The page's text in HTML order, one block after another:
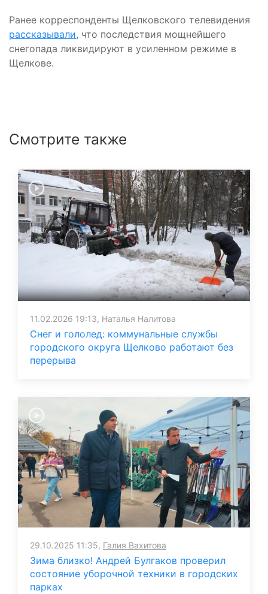
Ранее корреспонденты Щелковского телевидения
рассказывали, что последствия мощнейшего
снегопада ликвидируют в усиленном режиме в
Щелкове.
Смотрите также
11.02.2026 19:13, Наталья Налитова
Снег и гололед: коммунальные службы
городского округа Щелково работают без
перерыва
29.10.2025 11:35, Галия Вахитова
Зима близко! Андрей Булгаков проверил
состояние уборочной техники в городских
парках